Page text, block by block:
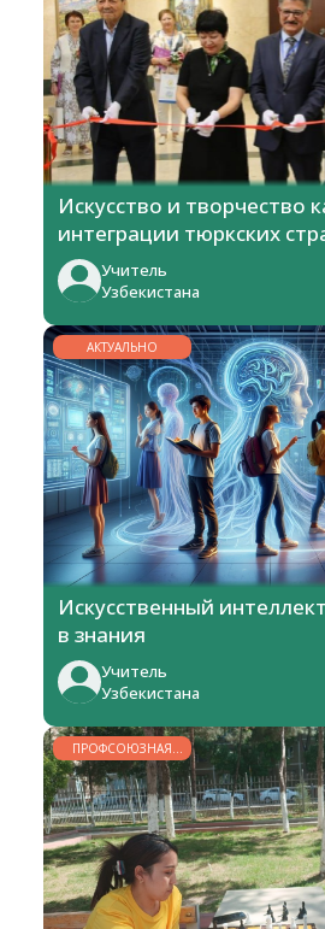
Искусство и творчество
интеграции тюркских
Учитель
Узбекистана
АКТУАЛЬНО
Искусственный
в знания
Учитель
Узбекистана
ПРОФСОЮЗНАЯ
ЖИЗНЬ